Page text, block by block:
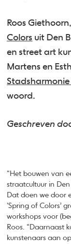
Roos
Colors uit Den
en street art
Martens en
woord.
Geschreven
“Het bouwen van
straatcultuur in
Dat doen we door
‘Spring of Colors’
workshops voor
Roos. “Daarnaast
kunstenaars aan